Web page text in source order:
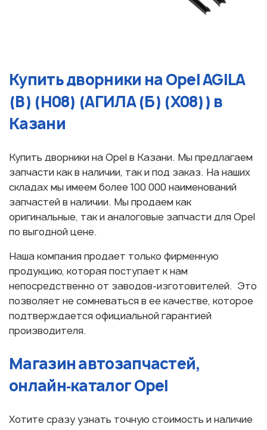
Купить дворники на Opel AGILA
(B) (H08) (АГИЛА (Б) (Х08)) в
Казани
Купить дворники на Opel в Казани. Мы предлагаем
запчасти как в наличии, так и под заказ. На наших
складах мы имеем более 100 000 наименований
запчастей в наличии. Мы продаем как
оригинальные, так и аналоговые запчасти для Opel
по выгодной цене.
Наша компания продает только фирменную
продукцию, которая поступает к нам
непосредственно от заводов-изготовителей. Это
позволяет не сомневаться в ее качестве, которое
подтверждается официальной гарантией
производителя.
Магазин автозапчастей,
онлайн‑каталог Opel
Хотите сразу узнать точную стоимость и наличие